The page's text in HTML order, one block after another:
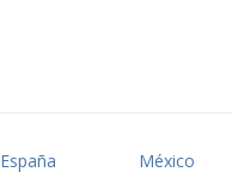
España México